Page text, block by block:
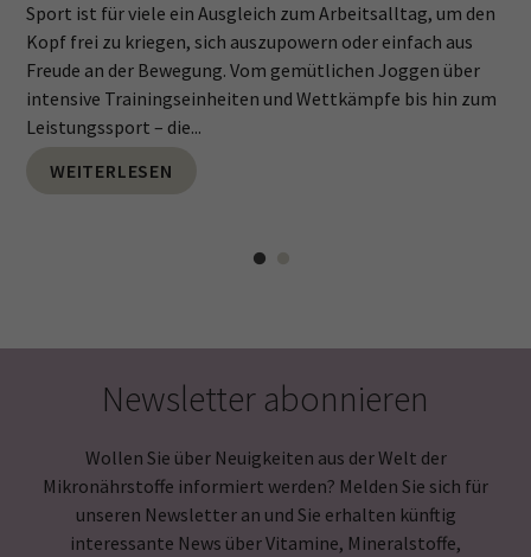
Sport ist für viele ein Ausgleich zum Arbeitsalltag, um den
Kopf frei zu kriegen, sich auszupowern oder einfach aus
Freude an der Bewegung. Vom gemütlichen Joggen über
intensive Trainingseinheiten und Wettkämpfe bis hin zum
Leistungssport – die...
WEITERLESEN
Newsletter abonnieren
Wollen Sie über Neuigkeiten aus der Welt der
Mikronährstoffe informiert werden? Melden Sie sich für
unseren Newsletter an und Sie erhalten künftig
interessante News über Vitamine, Mineralstoffe,